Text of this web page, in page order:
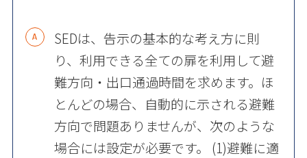
SEDは、告示の基本的な考え方に則
り、利用できる全ての扉を利用して避
難方向・出口通過時間を求めます。ほ
とんどの場合、自動的に示される避難
方向で問題ありませんが、次のような
場合には設定が必要です。 (1)避難に適